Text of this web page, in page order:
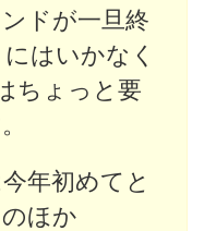
ドが一旦終
はいかなく
ちょっと要
年初めてと
ほか